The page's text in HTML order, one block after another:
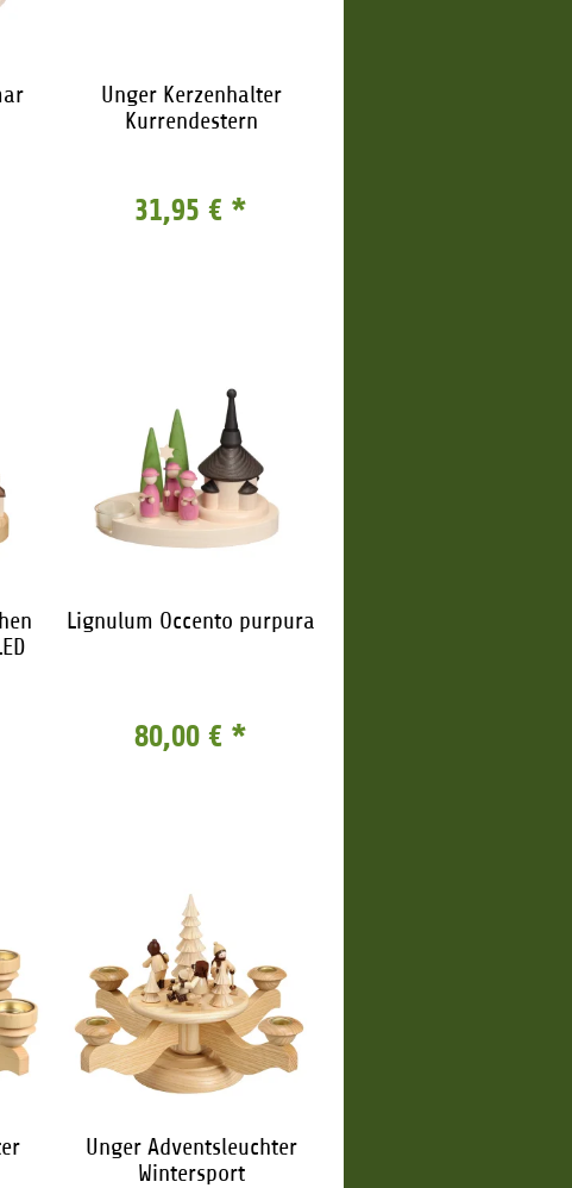
Unger Kerzenhalter
Kurrendestern
31,95 € *
Lignulum Occento purpura
80,00 € *
Unger Adventsleuchter
Wintersport